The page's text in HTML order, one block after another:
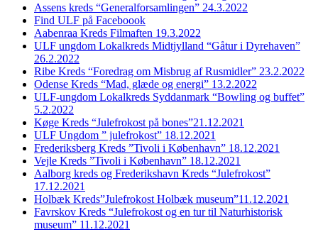
Assens kreds “Generalforsamlingen” 24.3.2022
Find ULF på Faceboook
Aabenraa Kreds Filmaften 19.3.2022
ULF ungdom Lokalkreds Midtjylland “Gåtur i Dyrehaven”
26.2.2022
Ribe Kreds “Foredrag om Misbrug af Rusmidler” 23.2.2022
Odense Kreds “Mad, glæde og energi” 13.2.2022
ULF-ungdom Lokalkreds Syddanmark “Bowling og buffet”
5.2.2022
Køge Kreds “Julefrokost på bones”21.12.2021
ULF Ungdom ” julefrokost” 18.12.2021
Frederiksberg Kreds ”Tivoli i København” 18.12.2021
Vejle Kreds ”Tivoli i København” 18.12.2021
Aalborg kreds og Frederikshavn Kreds “Julefrokost”
17.12.2021
Holbæk Kreds”Julefrokost Holbæk museum”11.12.2021
Favrskov Kreds “Julefrokost og en tur til Naturhistorisk
museum” 11.12.2021